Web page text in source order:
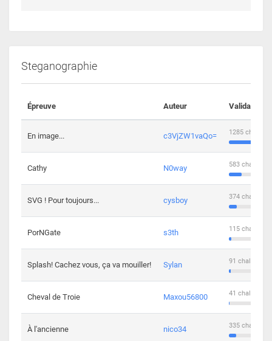
Steganographie
Épreuve Auteur Validations
En image... c3VjZW1vaQo= 1285
Cathy N0way 583
SVG ! Pour toujours... cysboy 374
PorNGate s3th 115
Splash! Cachez vous, ça va mouiller! Sylan 91
Cheval de Troie Maxou56800 41
À l'ancienne nico34 335